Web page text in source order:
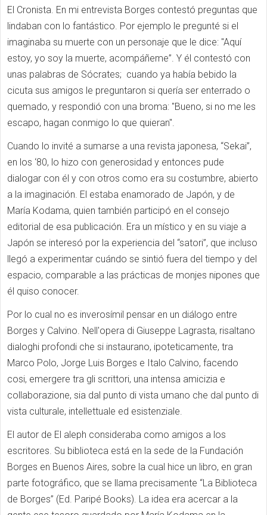
El Cronista. En mi entrevista Borges contestó preguntas que
lindaban con lo fantástico. Por ejemplo le pregunté si el
imaginaba su muerte con un personaje que le dice: "Aquí
estoy, yo soy la muerte, acompáñeme”. Y él contestó con
unas palabras de Sócrates; cuando ya había bebido la
cicuta sus amigos le preguntaron si quería ser enterrado o
quemado, y respondió con una broma: "Bueno, si no me les
escapo, hagan conmigo lo que quieran".
Cuando lo invité a sumarse a una revista japonesa, “Sekai”,
en los ‘80, lo hizo con generosidad y entonces pude
dialogar con él y con otros como era su costumbre, abierto
a la imaginación. El estaba enamorado de Japón, y de
María Kodama, quien también participó en el consejo
editorial de esa publicación. Era un místico y en su viaje a
Japón se interesó por la experiencia del “satori”, que incluso
llegó a experimentar cuándo se sintió fuera del tiempo y del
espacio, comparable a las prácticas de monjes nipones que
él quiso conocer.
Por lo cual no es inverosímil pensar en un diálogo entre
Borges y Calvino. Nell'opera di Giuseppe Lagrasta, risaltano
dialoghi profondi che si instaurano, ipoteticamente, tra
Marco Polo, Jorge Luis Borges e Italo Calvino, facendo
cosi, emergere tra gli scrittori, una intensa amicizia e
collaborazione, sia dal punto di vista umano che dal punto di
vista culturale, intellettuale ed esistenziale.
El autor de El aleph consideraba como amigos a los
escritores. Su biblioteca está en la sede de la Fundación
Borges en Buenos Aires, sobre la cual hice un libro, en gran
parte fotográfico, que se llama precisamente “La Biblioteca
de Borges” (Ed. Paripé Books). La idea era acercar a la